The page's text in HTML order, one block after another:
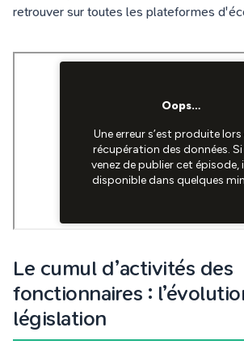
retrouver sur toutes les plateformes
Le cumul d’activités des
fonctionnaires :
législation